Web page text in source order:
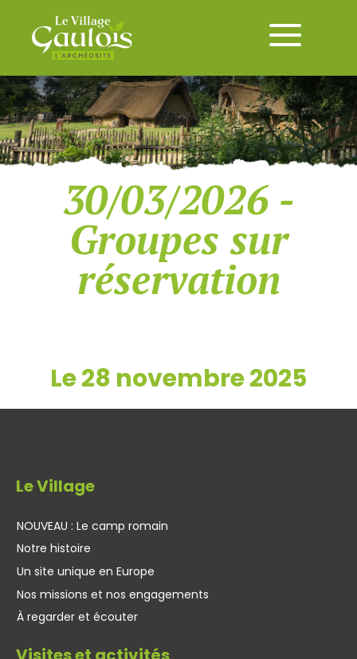
30/03/2026 -
Groupes sur
réservation
Le 28 novembre 2025
Le Village
NOUVEAU : Le camp romain
Notre histoire
Un site unique en Europe
Nos missions et nos engagements
À regarder et écouter